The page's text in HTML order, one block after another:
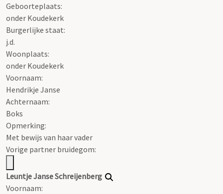
Geboorteplaats:
onder Koudekerk
Burgerlijke staat:
j.d.
Woonplaats:
onder Koudekerk
Voornaam:
Hendrikje Janse
Achternaam:
Boks
Opmerking:
Met bewijs van haar vader
Vorige partner bruidegom:
Leuntje Janse Schreijenberg
Voornaam: